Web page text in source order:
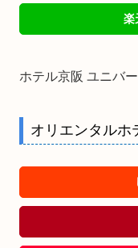
楽
ホテル京阪 ユニバ
オリエンタルホ